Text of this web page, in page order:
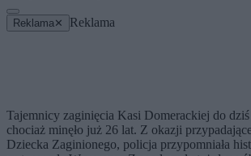
Reklama ✕ Reklama
Tajemnicy zaginięcia Kasi Domerackiej do
chociaż minęło już 26 lat. Z okazji
Dziecka Zaginionego, policja przypomniała